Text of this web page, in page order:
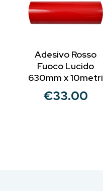
Adesivo Rosso
Fuoco Lucido
630mm x 10metri
€33.00